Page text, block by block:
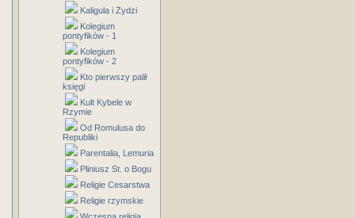
Kaligula i Żydzi
Kolegium
pontyfików - 1
Kolegium
pontyfików - 2
Kto pierwszy palił
księgi
Kult Kybele w
Rzymie
Od Romulusa do
Republiki
Parentalia, Lemuria
Pliniusz St. o Bogu
Religie Cesarstwa
Religie rzymskie